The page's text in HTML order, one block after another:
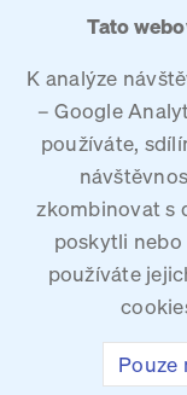
Tato
K analýze
– Google
používáte,
zkombinovat s
poskytli
používáte
Pouze